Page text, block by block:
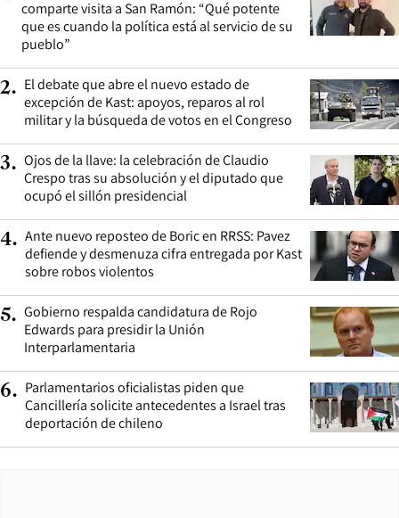
comparte visita a San Ramón: “Qué potente
que es cuando la política está al servicio de su
pueblo”
2. El debate que abre el nuevo estado de
excepción de Kast: apoyos, reparos al rol
militar y la búsqueda de votos en el Congreso
3. Ojos de la llave: la celebración de Claudio
Crespo tras su absolución y el diputado que
ocupó el sillón presidencial
4. Ante nuevo reposteo de Boric en RRSS: Pavez
defiende y desmenuza cifra entregada por Kast
sobre robos violentos
5. Gobierno respalda candidatura de Rojo
Edwards para presidir la Unión
Interparlamentaria
6. Parlamentarios oficialistas piden que
Cancillería solicite antecedentes a Israel tras
deportación de chileno